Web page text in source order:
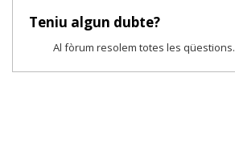
Teniu algun dubte?
Al fòrum resolem totes les qüestions.